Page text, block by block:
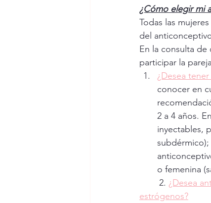
¿Cómo elegir mi
Todas las
del
En la consulta
participar la
¿Desea
conocer en
2 a 4 años.
inyectables,
o femenina
	2.
¿Desea
estrógenos?